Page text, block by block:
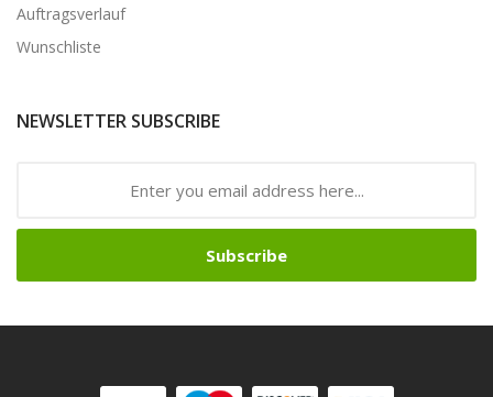
Auftragsverlauf
Wunschliste
NEWSLETTER SUBSCRIBE
Subscribe